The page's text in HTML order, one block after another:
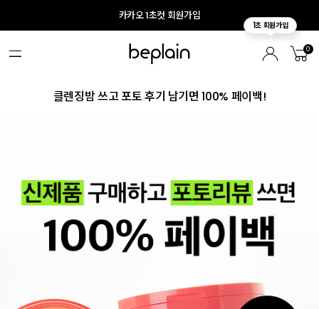
카카오 1초컷 회원가입
0
클렌징밤 쓰고 포토 후기 남기면 100% 페이백!